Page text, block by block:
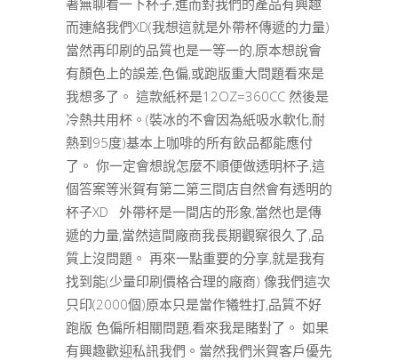
著無聊看一下杯子,進而對我們的產品有興趣
而連絡我們XD(我想這就是外帶杯傳遞的力量)
當然再印刷的品質也是一等一的,原本想說會
有顏色上的誤差,色偏,或跑版重大問題看來是
我想多了。 這款紙杯是12OZ=360CC 然後是
冷熱共用杯。(裝冰的不會因為紙吸水軟化,耐
熱到95度)基本上咖啡的所有飲品都能應付
了。 你一定會想說怎麼不順便做透明杯子,這
個答案等米賀有第二第三間店自然會有透明的
杯子XD 外帶杯是一間店的形象,當然也是傳
遞的力量,當然這間廠商我長期觀察很久了,品
質上沒問題。 再來一點重要的分享,就是我有
找到能(少量印刷價格合理的廠商) 像我們這次
只印(2000個)原本只是當作犧牲打,品質不好
跑版 色偏所相關問題,看來我是賭對了。 如果
有興趣歡迎私訊我們。當然我們米賀客戶優先